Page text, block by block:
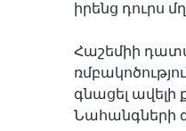
իրենց դուրս
Հաշեմիի
գնացել ավելի
Նահանգների